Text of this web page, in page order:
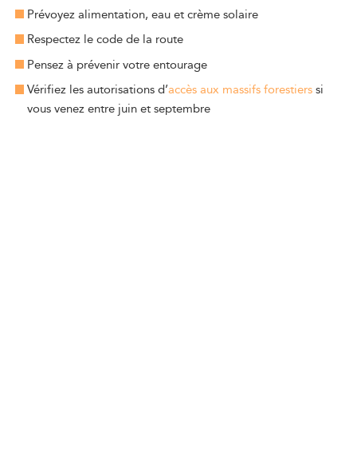
Prévoyez alimentation, eau et crème solaire
Respectez le code de la route
Pensez à prévenir votre entourage
Vérifiez les autorisations d’accès aux massifs forestierssi
vous venez entre juin et septembre